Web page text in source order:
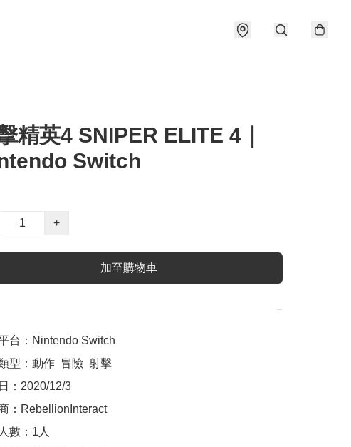
精英4 SNIPER ELITE 4｜
Switch
+
加至購物車
−
台：Nintendo Switch
型：動作  冒險  射擊
：2020/12/3
：RebellionInteract
數：1人